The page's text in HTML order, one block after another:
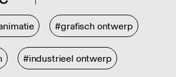
#grafisch ontwerp
#industrieel ontwerp